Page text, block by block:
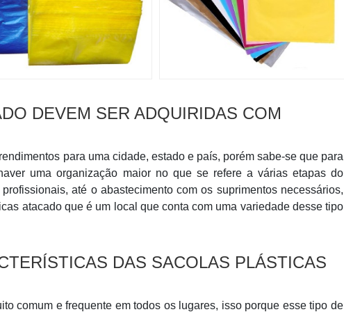
DEVEM SER ADQUIRIDAS COM
para uma cidade, estado e país, porém sabe-se que para
uma organização maior no que se refere a várias etapas do
até o abastecimento com os suprimentos necessários,
atacado que é um local que conta com uma variedade desse tipo
DAS SACOLAS PLÁSTICAS
comum e frequente em todos os lugares, isso porque esse tipo de